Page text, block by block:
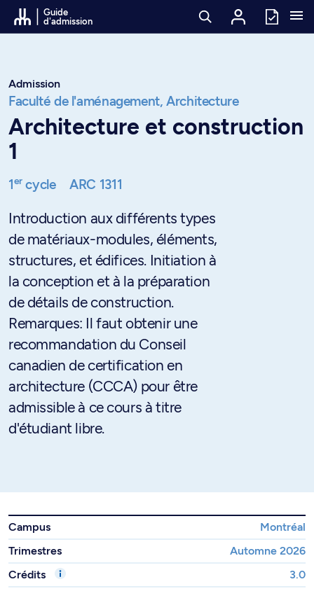
Passer au contenu
Guide
d'admission
Admission
Faculté de l'aménagement, Architecture
Architecture et construction
1
1ercycle ARC 1311
Introduction aux différents types
de matériaux-modules, éléments,
structures, et édifices. Initiation à
la conception et à la préparation
de détails de construction.
Remarques: Il faut obtenir une
recommandation du Conseil
canadien de certification en
architecture (CCCA) pour être
admissible à ce cours à titre
d'étudiant libre.
Campus
Montréal
Trimestres
Automne 2026
Crédits
3.0